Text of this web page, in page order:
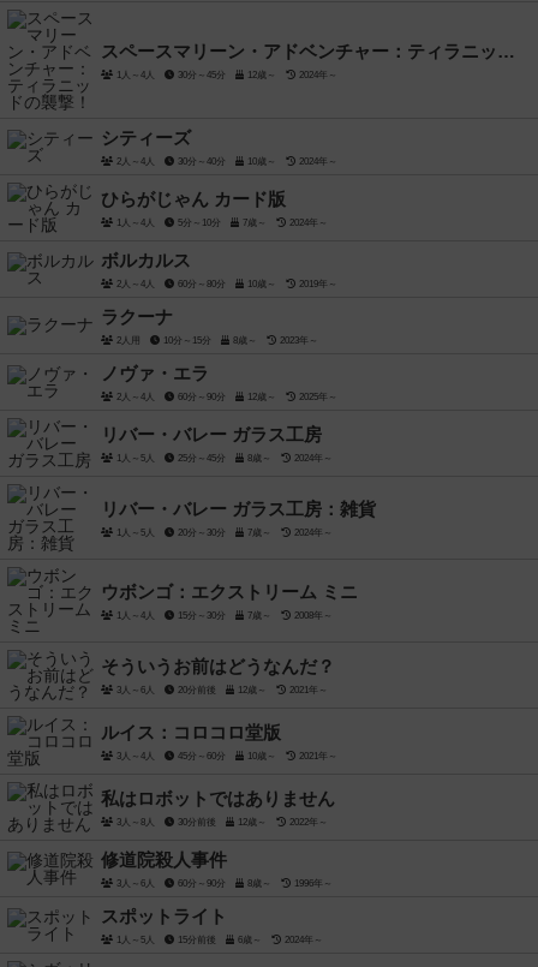
スペースマリーン・アドベンチャー：ティラニッドの襲撃！
1人～4人 30分～45分 12歳～ 2024年～
シティーズ
2人～4人 30分～40分 10歳～ 2024年～
ひらがじゃん カード版
1人～4人 5分～10分 7歳～ 2024年～
ボルカルス
2人～4人 60分～80分 10歳～ 2019年～
ラクーナ
2人用 10分～15分 8歳～ 2023年～
ノヴァ・エラ
2人～4人 60分～90分 12歳～ 2025年～
リバー・バレー ガラス工房
1人～5人 25分～45分 8歳～ 2024年～
リバー・バレー ガラス工房：雑貨
1人～5人 20分～30分 7歳～ 2024年～
ウボンゴ：エクストリーム ミニ
1人～4人 15分～30分 7歳～ 2008年～
そういうお前はどうなんだ？
3人～6人 20分前後 12歳～ 2021年～
ルイス：コロコロ堂版
3人～4人 45分～60分 10歳～ 2021年～
私はロボットではありません
3人～8人 30分前後 12歳～ 2022年～
修道院殺人事件
3人～6人 60分～90分 8歳～ 1996年～
スポットライト
1人～5人 15分前後 6歳～ 2024年～